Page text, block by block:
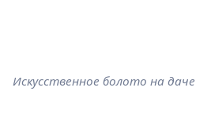
Искусственное болото на даче